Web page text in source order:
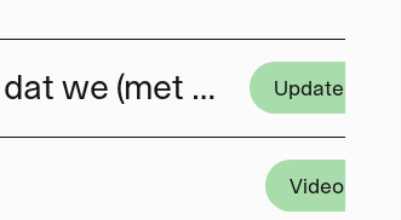
Gefilmd in Gaza, gemonteerd in Nederland. Het type samenwerking dat we (met jouw steun) vaker willen doen. Update
Video